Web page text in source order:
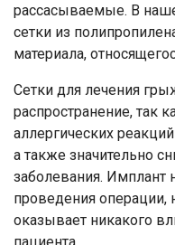
рассасываемые. В
сетки из
материала,
Сетки для лечения
распространение, так
аллергических
а также значительно
заболевания. Имплант
проведения
оказывает никакого